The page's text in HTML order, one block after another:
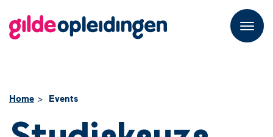
Home
Events